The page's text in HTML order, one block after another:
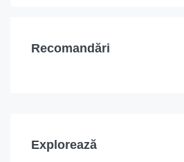
Recomandări
Explorează